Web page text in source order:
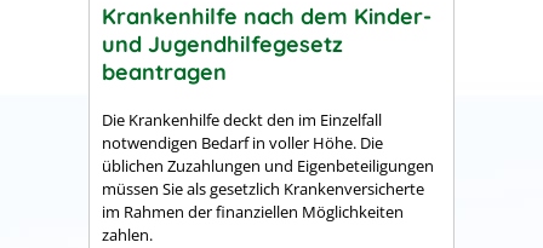
Krankenhilfe nach dem Kinder-
und Jugendhilfegesetz
beantragen
Die Krankenhilfe deckt den im Einzelfall
notwendigen Bedarf in voller Höhe. Die
üblichen Zuzahlungen und Eigenbeteiligungen
müssen Sie als gesetzlich Krankenversicherte
im Rahmen der finanziellen Möglichkeiten
zahlen.